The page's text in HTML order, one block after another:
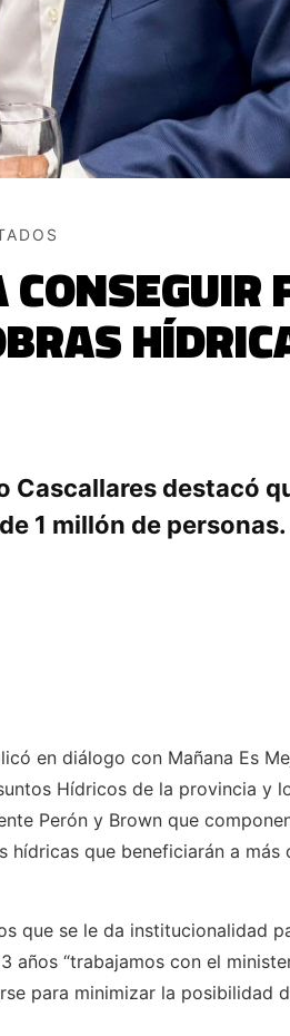
Cascallares destacó
1 millón de personas.
en diálogo con Mañana Es
Hídricos de la provincia y
Perón y Brown que
que beneficiarán a más
que se le da institucionalidad
años “trabajamos con el
para minimizar la posibilidad